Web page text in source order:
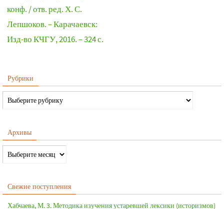
конф. / отв. ред. Х. С.
Лепшоков. – Карачаевск:
Изд-во КЧГУ, 2016. – 324 с.
Рубрики
Архивы
Свежие поступления
Хабчаева, М. 3. Методика изучения устаревшей лексики (историзмов)